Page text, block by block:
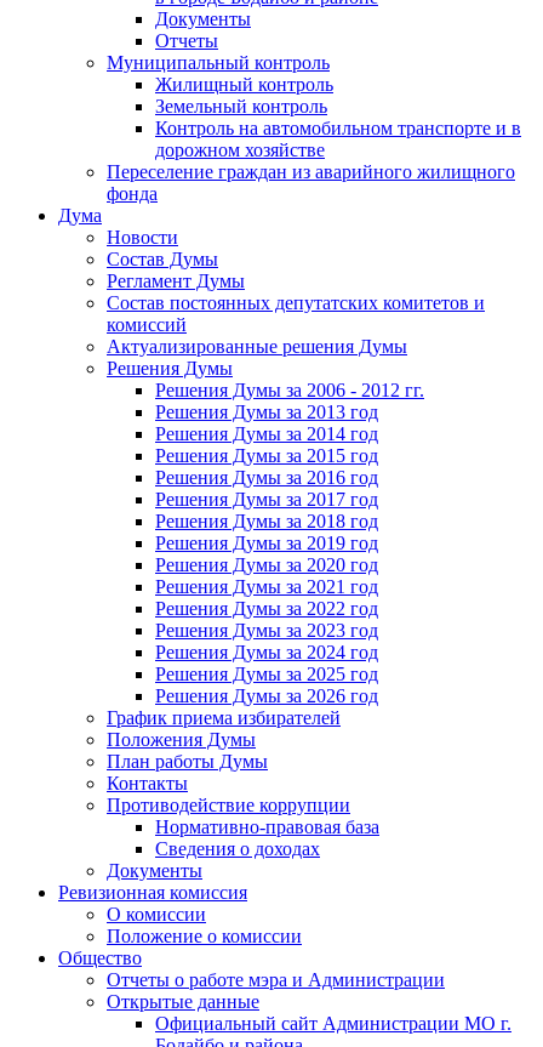
Документы
Отчеты
Муниципальный контроль
Жилищный контроль
Земельный контроль
Контроль на автомобильном транспорте и в
дорожном хозяйстве
Переселение граждан из аварийного жилищного
фонда
Дума
Новости
Состав Думы
Регламент Думы
Состав постоянных депутатских комитетов и
комиссий
Актуализированные решения Думы
Решения Думы
Решения Думы за 2006 - 2012 гг.
Решения Думы за 2013 год
Решения Думы за 2014 год
Решения Думы за 2015 год
Решения Думы за 2016 год
Решения Думы за 2017 год
Решения Думы за 2018 год
Решения Думы за 2019 год
Решения Думы за 2020 год
Решения Думы за 2021 год
Решения Думы за 2022 год
Решения Думы за 2023 год
Решения Думы за 2024 год
Решения Думы за 2025 год
Решения Думы за 2026 год
График приема избирателей
Положения Думы
План работы Думы
Контакты
Противодействие коррупции
Нормативно-правовая база
Сведения о доходах
Документы
Ревизионная комиссия
О комиссии
Положение о комиссии
Общество
Отчеты о работе мэра и Администрации
Открытые данные
Официальный сайт Администрации МО г.